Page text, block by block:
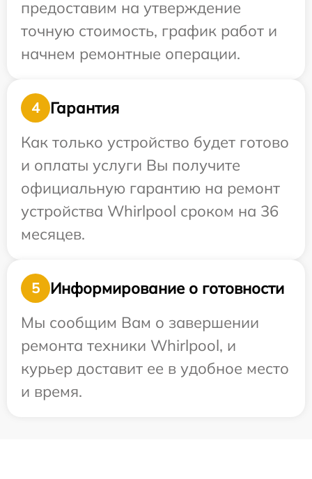
предоставим на утверждение
точную стоимость, график работ и
начнем ремонтные операции.
4
Гарантия
Как только устройство будет готово
и оплаты услуги Вы получите
официальную гарантию на ремонт
устройства Whirlpool сроком на 36
месяцев.
5
Информирование о готовности
Мы сообщим Вам о завершении
ремонта техники Whirlpool, и
курьер доставит ее в удобное место
и время.